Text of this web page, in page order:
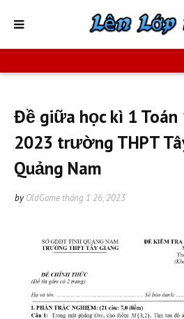
Đề giữa học kì 1 Toán
2023 trường THPT
Quảng Nam
by OldGame tháng 1 26, 2023